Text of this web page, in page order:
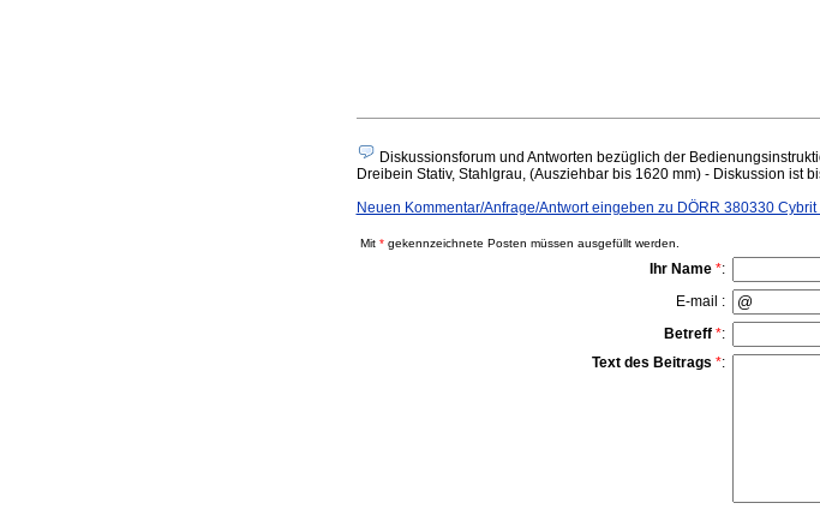
Diskussionsforum und Antworten bezüglich der
Dreibein Stativ, Stahlgrau, (Ausziehbar bis 1620 mm) - Diskussion ist
Neuen Kommentar/Anfrage/Antwort eingeben zu DÖRR 380330
Mit *gekennzeichnete Posten müssen ausgefüllt werden.
Ihr Name *:
E-mail :
Betreff *:
Text des Beitrags *: